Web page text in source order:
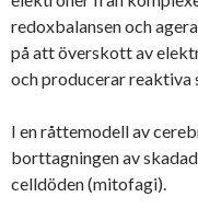
redoxbalansen och
på att överskott av
och producerar reaktiva
I en råttemodell av
borttagningen av
celldöden (mitofagi).